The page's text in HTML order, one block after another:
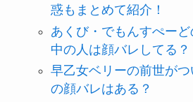
惑もまとめて紹介！
あくび・でもんすぺー
中の人は顔バレしてる？
早乙女ベリーの前世が
の顔バレはある？